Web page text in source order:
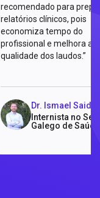
recomendado para
relatórios clínicos, pois
economiza tempo do
profissional e melhora a
qualidade dos laudos.”
Dr. Ismael Said
Internista no
Galego de Saúde